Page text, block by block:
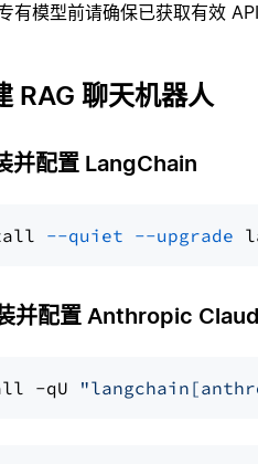
有模型前请确保已获取有效 API
RAG 聊天机器人
并配置 LangChain
--quiet --upgrade
并配置 Anthropic
-qU